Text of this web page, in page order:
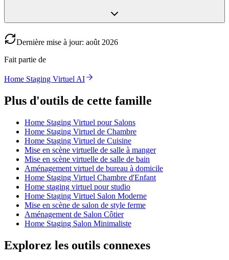
Dernière mise à jour: août 2026
Fait partie de
Home Staging Virtuel AI
Plus d'outils de cette famille
Home Staging Virtuel pour Salons
Home Staging Virtuel de Chambre
Home Staging Virtuel de Cuisine
Mise en scène virtuelle de salle à manger
Mise en scène virtuelle de salle de bain
Aménagement virtuel de bureau à domicile
Home Staging Virtuel Chambre d'Enfant
Home staging virtuel pour studio
Home Staging Virtuel Salon Moderne
Mise en scène de salon de style ferme
Aménagement de Salon Côtier
Home Staging Salon Minimaliste
Explorez les outils connexes